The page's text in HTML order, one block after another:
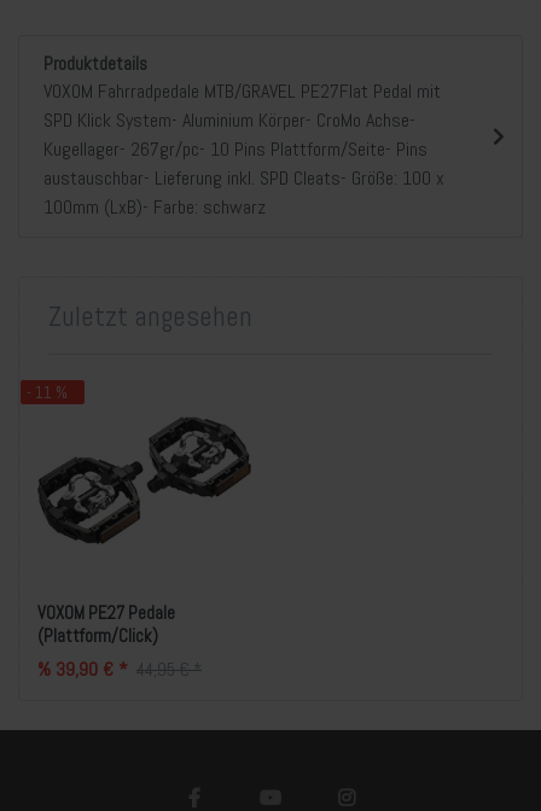
Produktdetails
VOXOM Fahrradpedale MTB/GRAVEL PE27Flat Pedal mit
SPD Klick System- Aluminium Körper- CroMo Achse-
Kugellager- 267gr/pc- 10 Pins Plattform/Seite- Pins
austauschbar- Lieferung inkl. SPD Cleats- Größe: 100 x
100mm (LxB)- Farbe: schwarz
Zuletzt angesehen
- 11 %
VOXOM PE27 Pedale
(Plattform/Click)
% 39,90 € * 44,95 € *